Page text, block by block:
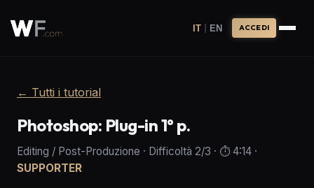
IT | EN ACCEDI
← Tutti i tutorial
Photoshop: Plug-in 1° p.
Editing / Post-Produzione · Difficoltà 2/3 · ⏱️4:14 ·
SUPPORTER